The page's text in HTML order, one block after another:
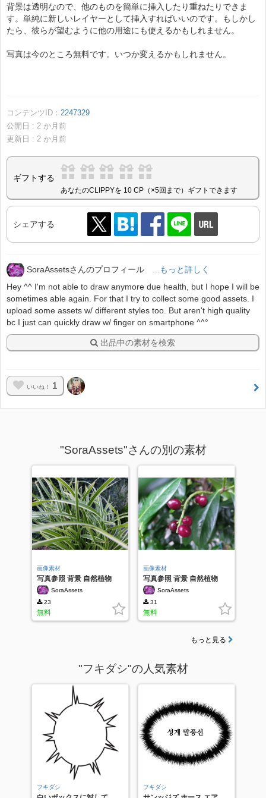
背景は透明なので、他のものを簡単に挿入したり重ねたりできま
す。単純に新しいレイヤーとして挿入すればいいのです。もしかし
たら、彼らが望むように他の用途にも使えるかもしれません。
写真は今のところ無料です。いつか変えるかもしれません。
コンテンツID： 2247329
公開日 : 2 か月前
更新日 : 2 か月前
ギフトする
あなたのCLIPPYを 10 CP（×5回まで）ギフトできます
シェアする
SoraAssetsさんのプロフィール
...もっと詳しく
Hey ^^ I'm not able to draw anymore due health, but I hope I will be
sometimes able again. For that I try to collect some good assets. I
upload some assets w/ different styles too. But aren't high quality
bc I just can quickly draw w/ finger on smartphone ^^°
出品中の素材を検索
いいね！ 1
"SoraAssets"さんの別の素材
画像素材
写真参照 背景 自然植物
SoraAssets
23
無料
画像素材
写真参照 背景 自然植物
SoraAssets
31
無料
もっと見る
"フキダシ"の人気素材
フキダシ フキダシ